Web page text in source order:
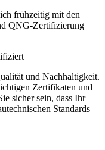
frühzeitig mit den
QNG-Zertifizierung
und Nachhaltigkeit.
Zertifikaten und
sicher sein, dass Ihr
Standards